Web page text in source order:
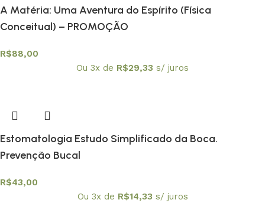
A Matéria: Uma Aventura do Espírito (Física
Conceitual) – PROMOÇÃO
R$88,00
Ou 3x de R$29,33 s/ juros
Estomatologia Estudo Simplificado da Boca.
Prevenção Bucal
R$43,00
Ou 3x de R$14,33 s/ juros